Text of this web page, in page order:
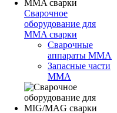
Сварочное
оборудование для
MMA сварки
Сварочные
аппараты MMA
Запасные части
MMA